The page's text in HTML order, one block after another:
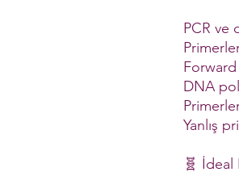
PCR ve
Forward
DNA
Yanlış
🧬 İdeal